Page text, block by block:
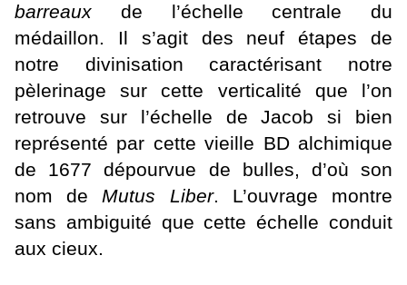
barreaux de l’échelle centrale du
médaillon. Il s’agit des neuf étapes de
notre divinisation caractérisant notre
pèlerinage sur cette verticalité que l’on
retrouve sur l’échelle de Jacob si bien
représenté par cette vieille BD alchimique
de 1677 dépourvue de bulles, d’où son
nom deMutus Liber. L’ouvrage montre
sans ambiguité que cette échelle conduit
aux cieux.